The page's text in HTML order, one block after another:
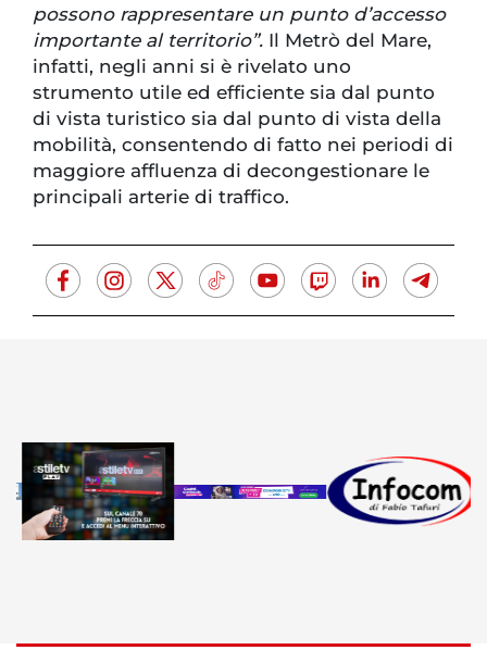
possono rappresentare un punto d’accesso
importante al territorio”. Il Metrò del Mare,
infatti, negli anni si è rivelato uno
strumento utile ed efficiente sia dal punto
di vista turistico sia dal punto di vista della
mobilità, consentendo di fatto nei periodi di
maggiore affluenza di decongestionare le
principali arterie di traffico.